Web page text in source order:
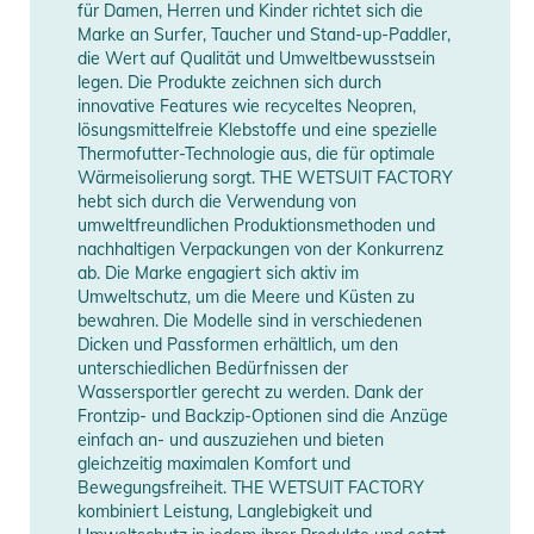
Der Neoprenanzug fällt etwas kleiner aus. Unsere WH1-
Models auf den Fotos tragen folgende Größen:
Größe 7/8Y auf dem Foto kleines Mädchen (8 Jahre -
24 kg - 1,32m)
Größe 13/14Y auf dem Foto Junge (11 Jahre - 40kg -
1,54m)
Größe 14/15Y auf dem Foto großes Mädchen (13 Jahre
- 49kg - 1,73m)
Produktinformationen und
Sicherheitshinweise
Gebrauchsanweisungen, Sicherheitshinweise und Warnungen
finden Sie direkt am Produkt.
Typ Shorty
Manufacturer
Information
Herstellerangaben
anzeigen
für Damen, Herren und Kinder richtet sich die
Marke an Surfer, Taucher und Stand-up-Paddler,
die Wert auf Qualität und Umweltbewusstsein
legen. Die Produkte zeichnen sich durch
innovative Features wie recyceltes Neopren,
lösungsmittelfreie Klebstoffe und eine spezielle
Thermofutter-Technologie aus, die für optimale
Wärmeisolierung sorgt. THE WETSUIT FACTORY
hebt sich durch die Verwendung von
umweltfreundlichen Produktionsmethoden und
nachhaltigen Verpackungen von der Konkurrenz
ab. Die Marke engagiert sich aktiv im
Umweltschutz, um die Meere und Küsten zu
bewahren. Die Modelle sind in verschiedenen
Dicken und Passformen erhältlich, um den
unterschiedlichen Bedürfnissen der
Wassersportler gerecht zu werden. Dank der
Frontzip- und Backzip-Optionen sind die Anzüge
einfach an- und auszuziehen und bieten
gleichzeitig maximalen Komfort und
Bewegungsfreiheit. THE WETSUIT FACTORY
kombiniert Leistung, Langlebigkeit und